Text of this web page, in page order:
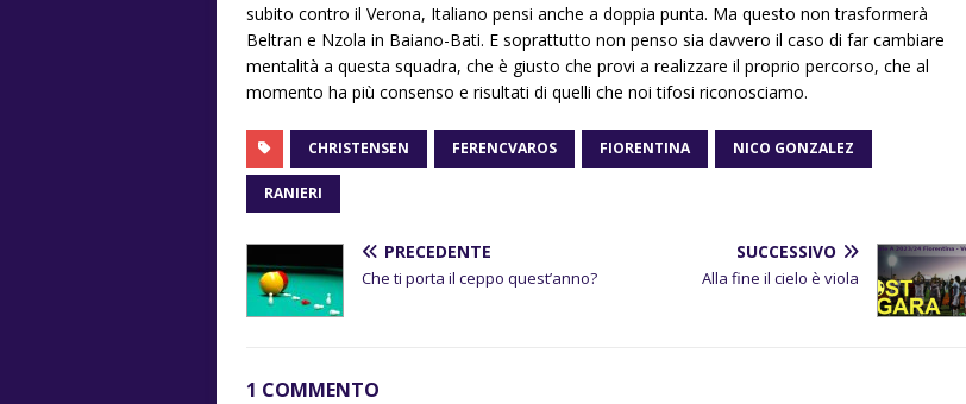
subito contro il Verona, Italiano pensi anche a doppia punta. Ma questo non trasformerà
Beltran e Nzola in Baiano-Bati. E soprattutto non penso sia davvero il caso di far cambiare
mentalità a questa squadra, che è giusto che provi a realizzare il proprio percorso, che al
momento ha più consenso e risultati di quelli che noi tifosi riconosciamo.
CHRISTENSEN FERENCVAROS FIORENTINA NICO GONZALEZ
RANIERI
PRECEDENTE
Che ti porta il ceppo quest’anno?
SUCCESSIVO
Alla fine il cielo è viola
1 COMMENTO